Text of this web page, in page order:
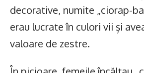
decorative, numite „ciorap-
erau lucrate în culori vii și
valoare de zestre.